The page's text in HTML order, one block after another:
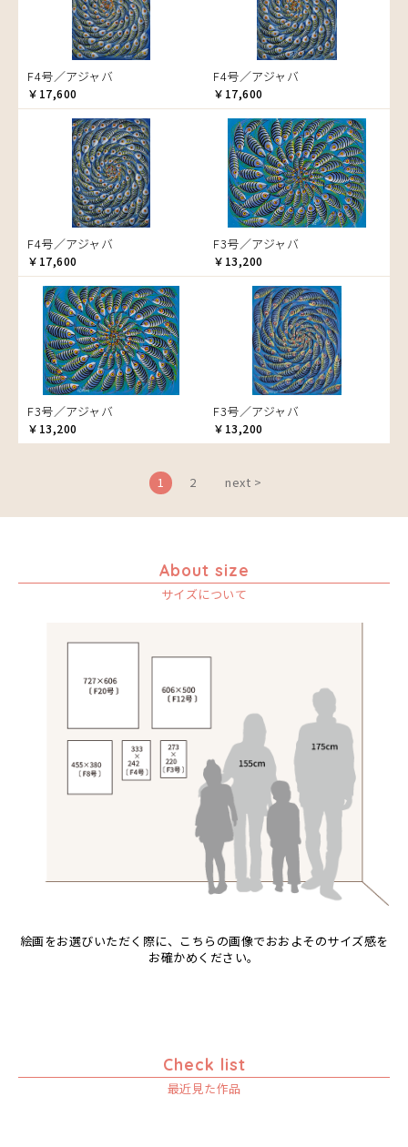
バッファロー
ヒョウ
フクロウ
ブドウの木
フラミンゴ
ヘビ
ペンギン
星空
マーケット
マサイ
マンゴーの木
水浴び
湖
夕日
ライオン
漁
ワニ
ムチサ
ムッサ
ムブカ
ムロペ
ムワツカ
ムワメディ
F4号／アジャバ
￥17,600
F4号／アジャバ
￥17,600
F4号／アジャバ
￥17,600
F3号／アジャバ
￥13,200
F3号／アジャバ
￥13,200
F3号／アジャバ
￥13,200
1 2 next >
About size
サイズについて
絵画をお選びいただく際に、こちらの画像でおおよそのサイズ感を
お確かめください。
Check list
最近見た作品